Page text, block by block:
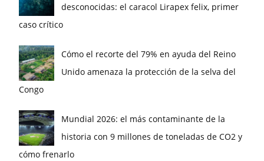
desconocidas: el caracol Lirapex felix, primer
caso crítico
Cómo el recorte del 79% en ayuda del Reino
Unido amenaza la protección de la selva del
Congo
Mundial 2026: el más contaminante de la
historia con 9 millones de toneladas de CO2 y
cómo frenarlo